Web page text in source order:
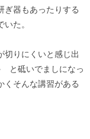
ぎ器もあったりする
た。
切りにくいと感じ出
と砥いでましになっ
そんな講習がある